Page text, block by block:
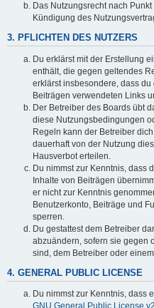
Das Nutzungsrecht nach
Kündigung des
3. PFLICHTEN DES NUTZERS
Du erklärst mit der Erstellung
enthält, die gegen geltendes
erklärst insbesondere, dass
Beiträgen verwendeten Links
Der Betreiber des Boards übt
diese Nutzungsbedingungen
Regeln kann der Betreiber
dauerhaft von der Nutzung
Hausverbot erteilen.
Du nimmst zur Kenntnis, dass
Inhalte von Beiträgen
er nicht zur Kenntnis
Benutzerkonto, Beiträge und
sperren.
Du gestattest dem Betreiber
abzuändern, sofern sie gegen
sind, dem Betreiber oder
4. GENERAL PUBLIC LICENSE
Du nimmst zur Kenntnis, dass
GNU General Public License v2